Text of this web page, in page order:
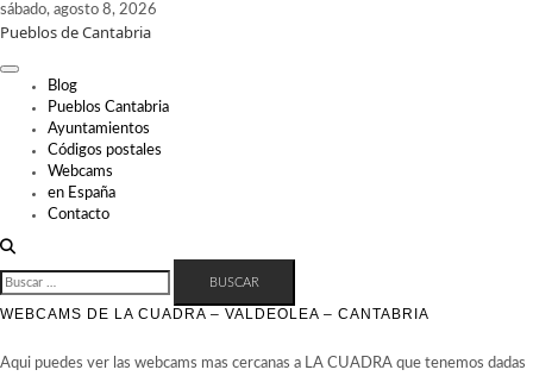
Skip
to
sábado, agosto 8, 2026
Pueblos de Cantabria
Blog
Pueblos Cantabria
Ayuntamientos
Códigos postales
Webcams
en España
Contacto
BUSCAR:
WEBCAMS DE LA CUADRA – VALDEOLEA – CANTABRIA
Aqui puedes ver las webcams mas cercanas a LA CUADRA que tenemos dadas